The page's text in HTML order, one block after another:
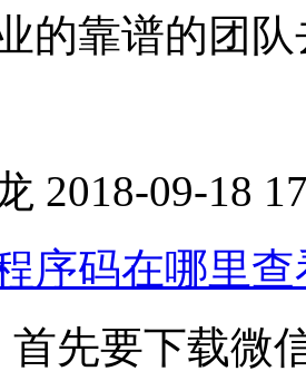
的靠谱的团
2018-09-18
序码在哪里
要下载微信